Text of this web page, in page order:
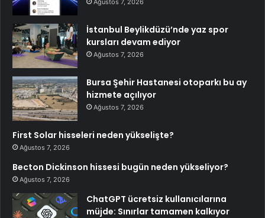
İstanbul Beylikdüzü’nde yaz spor
kursları devam ediyor
Ağustos 7, 2026
Bursa Şehir Hastanesi otoparkı bu ay
hizmete açılıyor
Ağustos 7, 2026
First Solar hisseleri neden yükselişte?
Ağustos 7, 2026
Becton Dickinson hissesi bugün neden yükseliyor?
Ağustos 7, 2026
ChatGPT ücretsiz kullanıcılarına
müjde: Sınırlar tamamen kalkıyor